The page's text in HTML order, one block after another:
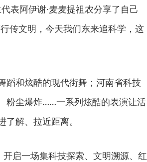
表阿伊谢·麦麦提祖农分享了自己
传文明，今天我们东来追科学，这
蹈和炫酷的现代街舞；河南省科技
粉尘爆炸……一系列炫酷的表演让活
解、拉近距离。
启一场集科技探索、文明溯源、红